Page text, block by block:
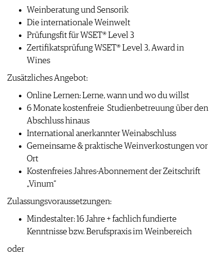
ABO
AUSGABE
ARCHIV
VORTEILSWELT
BÜCHER
WEINSZENE
PORTRAITS
VINOPHILES
ANMELDEN
AWARDS
GEWINNSPIELE
VORTEILSWELT
TRINKREIFETABELLE
AGB & DATENSCHUTZ
Weinberatung und Sensorik
Die internationale Weinwelt
Prüfungsfit für WSET® Level 3
Zertifikatsprüfung WSET® Level 3, Award in
Wines
Zusätzliches Angebot:
Online Lernen: Lerne, wann und wo du willst
6 Monate kostenfreie Studienbetreuung über den
Abschluss hinaus
International anerkannter Weinabschluss
Gemeinsame & praktische Weinverkostungen vor
Ort
Kostenfreies Jahres-Abonnement der Zeitschrift
„Vinum“
Zulassungsvoraussetzungen:
Mindestalter: 16 Jahre + fachlich fundierte
Kenntnisse bzw. Berufspraxis im Weinbereich
oder